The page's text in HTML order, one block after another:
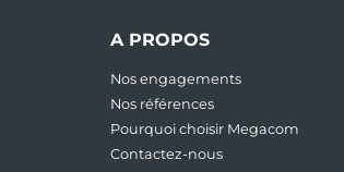
A PROPOS
Nos engagements
Nos références
Pourquoi choisir Megacom
Contactez-nous